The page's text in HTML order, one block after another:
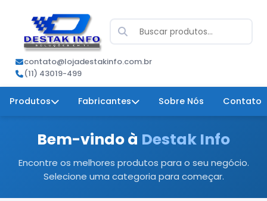
contato@lojadestakinfo.com.br
(11) 43019-499
Produtos Fabricantes Sobre Nós Contato
Bem-vindo à Destak Info
Encontre os melhores produtos para o seu negócio.
Selecione uma categoria para começar.